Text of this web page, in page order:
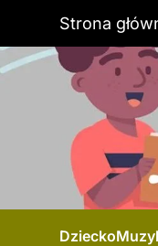
Strona
Dziecko